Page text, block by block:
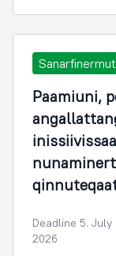
Paamiuni,
Deadline 5. July
2026